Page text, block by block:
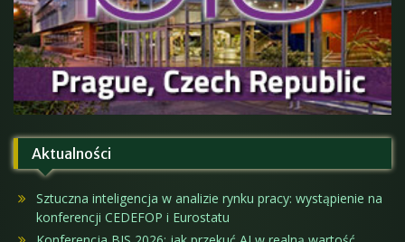
Aktualności
Sztuczna inteligencja w analizie rynku pracy: wystąpienie na
konferencji CEDEFOP i Eurostatu